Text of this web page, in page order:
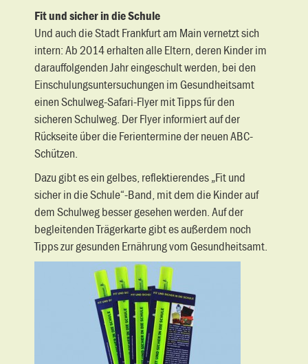
Fit und sicher in die Schule
Und auch die Stadt Frankfurt am Main vernetzt sich
intern: Ab 2014 erhalten alle Eltern, deren Kinder im
darauffolgenden Jahr eingeschult werden, bei den
Einschulungsuntersuchungen im Gesundheitsamt
einen Schulweg-Safari-Flyer mit Tipps für den
sicheren Schulweg. Der Flyer informiert auf der
Rückseite über die Ferientermine der neuen ABC-
Schützen.
Dazu gibt es ein gelbes, reflektierendes „Fit und
sicher in die Schule“-Band, mit dem die Kinder auf
dem Schulweg besser gesehen werden. Auf der
begleitenden Trägerkarte gibt es außerdem noch
Tipps zur gesunden Ernährung vom Gesundheitsamt.